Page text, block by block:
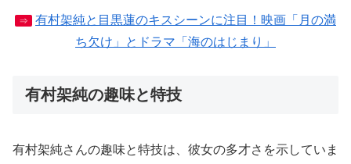
⇒
有村架純と目黒蓮のキスシーンに注目！映画「月の満
ち欠け」とドラマ「海のはじまり」
有村架純の趣味と特技
有村架純さんの趣味と特技は、彼女の多才さを示していま